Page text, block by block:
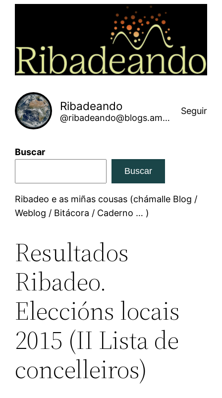
Ribadeando
@ribadeando@blogs.amarinha.gal
Seguir
Buscar
Buscar
Ribadeo e as miñas cousas (chámalle Blog /
Weblog / Bitácora / Caderno … )
Resultados
Ribadeo.
Eleccións locais
2015 (II Lista de
concelleiros)